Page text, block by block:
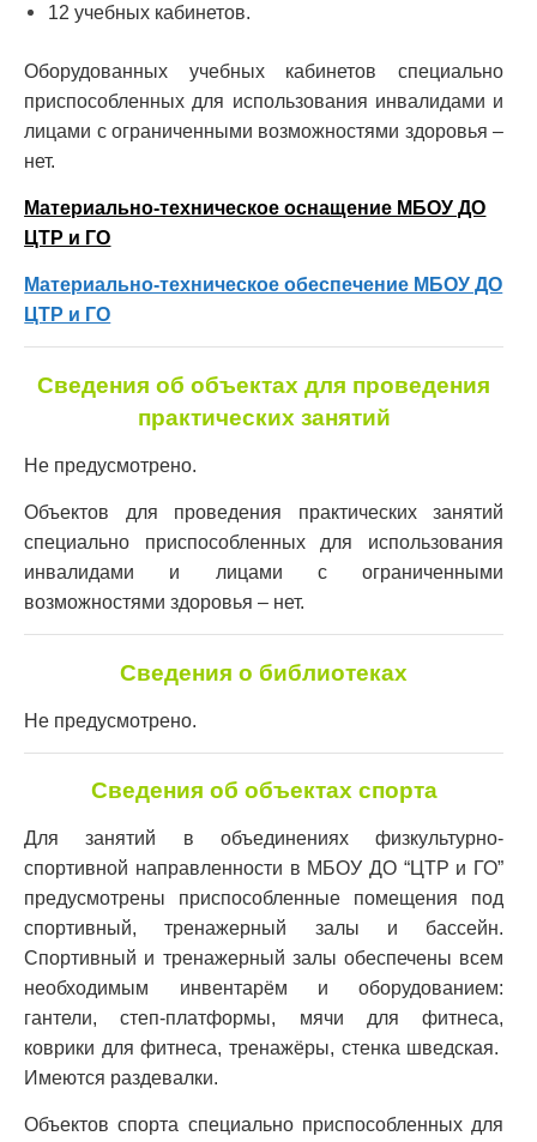
12 учебных кабинетов.
Оборудованных учебных кабинетов специально
приспособленных для использования инвалидами и
лицами с ограниченными возможностями здоровья –
нет.
Материально-техническое оснащение МБОУ ДО
ЦТР и ГО
Материально-техническое обеспечение МБОУ ДО
ЦТР и ГО
Сведения об объектах для проведения
практических занятий
Не предусмотрено.
Объектов для проведения практических занятий
специально приспособленных для использования
инвалидами и лицами с ограниченными
возможностями здоровья – нет.
Сведения о библиотеках
Не предусмотрено.
Сведения об объектах спорта
Для занятий в объединениях физкультурно-
спортивной направленности в МБОУ ДО “ЦТР и ГО”
предусмотрены приспособленные помещения под
спортивный, тренажерный залы и бассейн.
Спортивный и тренажерный залы обеспечены всем
необходимым инвентарём и оборудованием:
гантели, степ-платформы, мячи для фитнеса,
коврики для фитнеса, тренажёры, стенка шведская.
Имеются раздевалки.
Объектов спорта специально приспособленных для